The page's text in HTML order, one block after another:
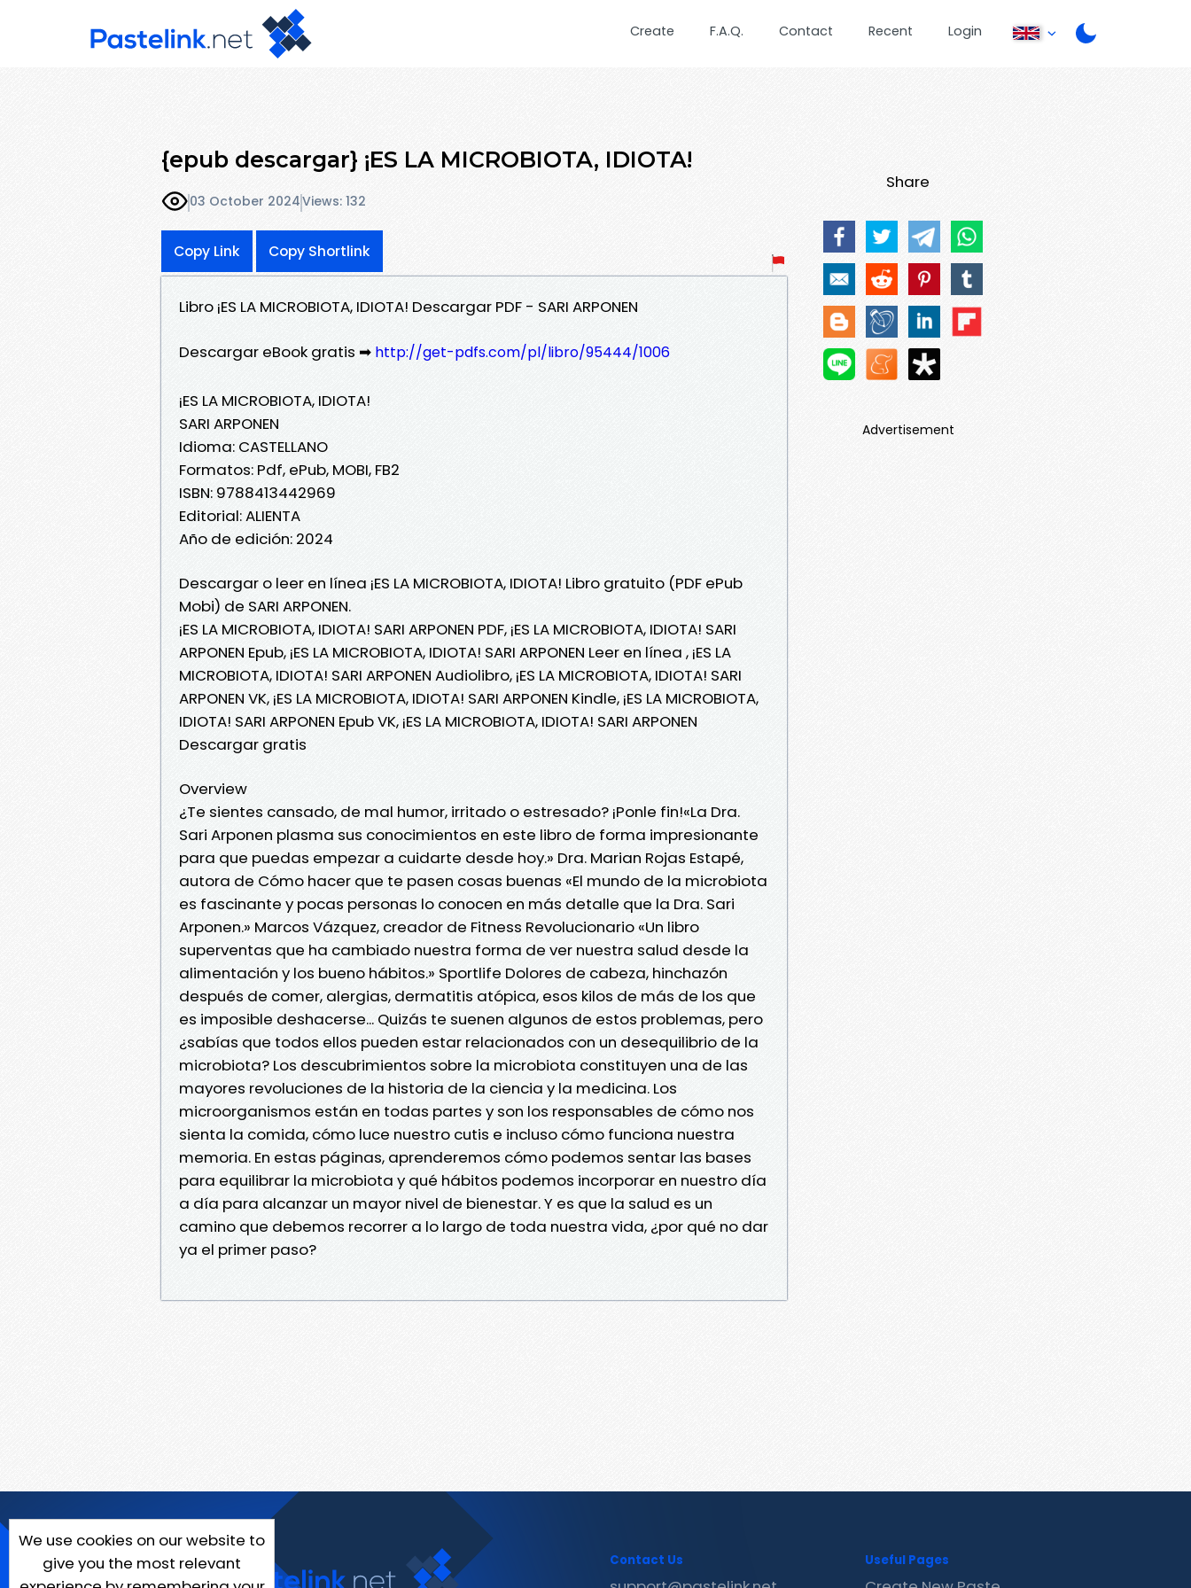
Create F.A.Q. Contact Recent Login
{epub descargar} ¡ES LA MICROBIOTA, IDIOTA!
03 October 2024Views: 132
Copy Link Copy Shortlink
Libro ¡ES LA MICROBIOTA, IDIOTA! Descargar PDF - SARI ARPONEN
Descargar eBook gratis ➡ http://get-pdfs.com/pl/libro/95444/1006
¡ES LA MICROBIOTA, IDIOTA!
SARI ARPONEN
Idioma: CASTELLANO
Formatos: Pdf, ePub, MOBI, FB2
ISBN: 9788413442969
Editorial: ALIENTA
Año de edición: 2024
Descargar o leer en línea ¡ES LA MICROBIOTA, IDIOTA! Libro gratuito (PDF ePub
Mobi) de SARI ARPONEN.
¡ES LA MICROBIOTA, IDIOTA! SARI ARPONEN PDF, ¡ES LA MICROBIOTA, IDIOTA! SARI
ARPONEN Epub, ¡ES LA MICROBIOTA, IDIOTA! SARI ARPONEN Leer en línea , ¡ES LA
MICROBIOTA, IDIOTA! SARI ARPONEN Audiolibro, ¡ES LA MICROBIOTA, IDIOTA! SARI
ARPONEN VK, ¡ES LA MICROBIOTA, IDIOTA! SARI ARPONEN Kindle, ¡ES LA MICROBIOTA,
IDIOTA! SARI ARPONEN Epub VK, ¡ES LA MICROBIOTA, IDIOTA! SARI ARPONEN
Descargar gratis
Overview
¿Te sientes cansado, de mal humor, irritado o estresado? ¡Ponle fin!«La Dra.
Sari Arponen plasma sus conocimientos en este libro de forma impresionante
para que puedas empezar a cuidarte desde hoy.» Dra. Marian Rojas Estapé,
autora de Cómo hacer que te pasen cosas buenas «El mundo de la microbiota
es fascinante y pocas personas lo conocen en más detalle que la Dra. Sari
Arponen.» Marcos Vázquez, creador de Fitness Revolucionario «Un libro
superventas que ha cambiado nuestra forma de ver nuestra salud desde la
alimentación y los bueno hábitos.» Sportlife Dolores de cabeza, hinchazón
después de comer, alergias, dermatitis atópica, esos kilos de más de los que
es imposible deshacerse... Quizás te suenen algunos de estos problemas, pero
¿sabías que todos ellos pueden estar relacionados con un desequilibrio de la
microbiota? Los descubrimientos sobre la microbiota constituyen una de las
mayores revoluciones de la historia de la ciencia y la medicina. Los
microorganismos están en todas partes y son los responsables de cómo nos
sienta la comida, cómo luce nuestro cutis e incluso cómo funciona nuestra
memoria. En estas páginas, aprenderemos cómo podemos sentar las bases
para equilibrar la microbiota y qué hábitos podemos incorporar en nuestro día
a día para alcanzar un mayor nivel de bienestar. Y es que la salud es un
camino que debemos recorrer a lo largo de toda nuestra vida, ¿por qué no dar
ya el primer paso?
Share
Advertisement
We use cookies on our website to
give you the most relevant
Contact Us Useful Pages